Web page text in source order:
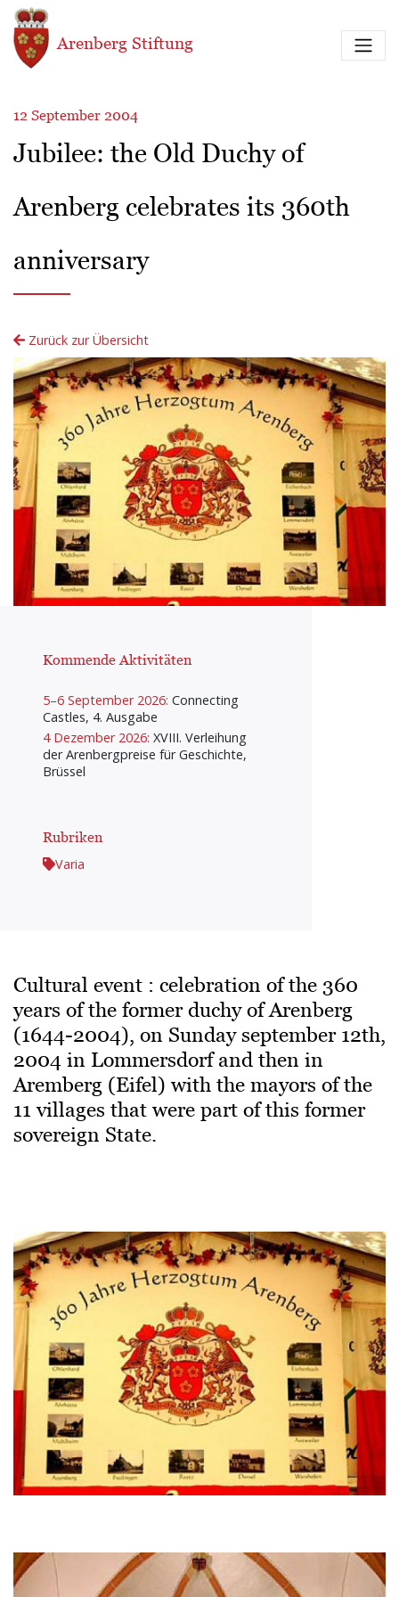
Direkt zum Inhalt
Arenberg Stiftung
12 September 2004
Jubilee: the Old Duchy of
Arenberg celebrates its 360th
anniversary
Zurück zur Übersicht
Kommende Aktivitäten
5–6 September 2026: Connecting
Castles, 4. Ausgabe
4 Dezember 2026: XVIII. Verleihung
der Arenbergpreise für Geschichte,
Brüssel
Rubriken
Varia
Cultural event : celebration of the 360
years of the former duchy of Arenberg
(1644-2004), on Sunday september 12th,
2004 in Lommersdorf and then in
Aremberg (Eifel) with the mayors of the
11 villages that were part of this former
sovereign State.
Bild
Bild